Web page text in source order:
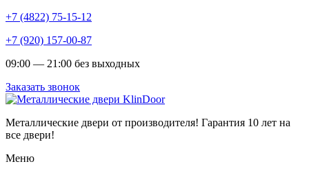
+7 (4822) 75-15-12
+7 (920) 157-00-87
09:00 — 21:00 без выходных
Заказать звонок
Металлические двери от производителя! Гарантия 10 лет на
все двери!
Меню